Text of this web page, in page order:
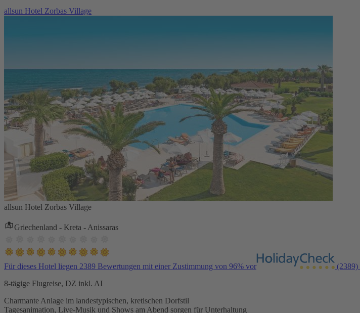
allsun Hotel Zorbas Village
allsun Hotel Zorbas Village
Griechenland - Kreta - Anissaras
Für dieses Hotel liegen 2389 Bewertungen mit einer Zustimmung von 96% vor (2389)
8-tägige Flugreise, DZ inkl. AI
Charmante Anlage im landestypischen, kretischen Dorfstil
Tagesanimation, Live-Musik und Shows am Abend sorgen für Unterhaltung